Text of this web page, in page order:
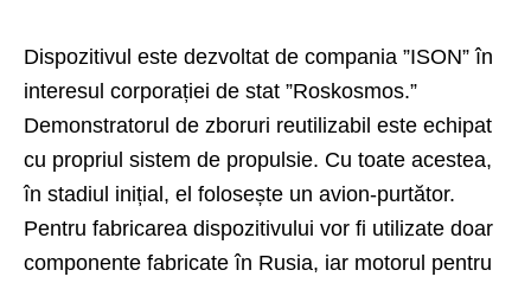
Dispozitivul este dezvoltat de compania ”ISON” în
interesul corporației de stat ”Roskosmos.”
Demonstratorul de zboruri reutilizabil este echipat
cu propriul sistem de propulsie. Cu toate acestea,
în stadiul inițial, el folosește un avion-purtător.
Pentru fabricarea dispozitivului vor fi utilizate doar
componente fabricate în Rusia, iar motorul pentru